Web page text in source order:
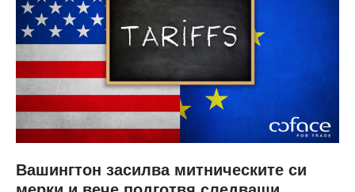
Вашингтон засилва митническите си